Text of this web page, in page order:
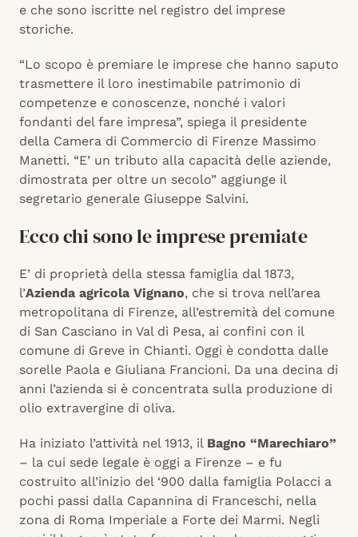
e che sono iscritte nel registro del imprese
storiche.
“Lo scopo è premiare le imprese che hanno saputo
trasmettere il loro inestimabile patrimonio di
competenze e conoscenze, nonché i valori
fondanti del fare impresa”, spiega il presidente
della Camera di Commercio di Firenze Massimo
Manetti. “E’ un tributo alla capacità delle aziende,
dimostrata per oltre un secolo” aggiunge il
segretario generale Giuseppe Salvini.
Ecco chi sono le imprese premiate
E’ di proprietà della stessa famiglia dal 1873,
l’Azienda agricola Vignano, che si trova nell’area
metropolitana di Firenze, all’estremità del comune
di San Casciano in Val di Pesa, ai confini con il
comune di Greve in Chianti. Oggi è condotta dalle
sorelle Paola e Giuliana Francioni. Da una decina di
anni l’azienda si è concentrata sulla produzione di
olio extravergine di oliva.
Ha iniziato l’attività nel 1913, il Bagno “Marechiaro”
– la cui sede legale è oggi a Firenze – e fu
costruito all’inizio del ‘900 dalla famiglia Polacci a
pochi passi dalla Capannina di Franceschi, nella
zona di Roma Imperiale a Forte dei Marmi. Negli